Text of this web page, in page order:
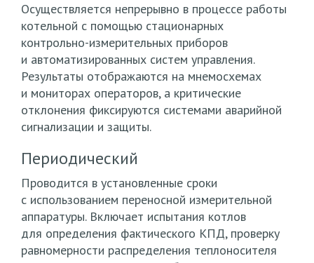
Осуществляется непрерывно в процессе работы
котельной с помощью стационарных
контрольно-измерительных приборов
и автоматизированных систем управления.
Результаты отображаются на мнемосхемах
и мониторах операторов, а критические
отклонения фиксируются системами аварийной
сигнализации и защиты.
Периодический
Проводится в установленные сроки
с использованием переносной измерительной
аппаратуры. Включает испытания котлов
для определения фактического КПД, проверку
равномерности распределения теплоносителя